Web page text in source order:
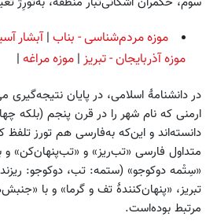
موزه مردم‌شناسی - بناب |آبشار
موزه آذربایجان - تبریز | موزه مراغه |
در دانشنامهٔ اسلامی، در پایان نتیجه‌گیری
ارمنی که نام شهر را در قرن پنجم (بلکه
دانسته‌اند و این‌که به‌فارسی هم تورز تلفظ
متداول فارسی «تب‌ریز» و «تب‌پنهان‌کن» و
«سِتْمه دوکوجو» (ستمه: تب، دوکوجو:
تبریز، «پنهان‌کنندهٔ تف و گرما» و با
مرتبط بوده‌است.